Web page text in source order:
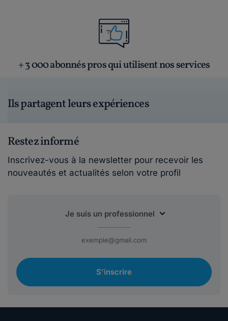
+ 3 000 abonnés pros qui utilisent nos services
Ils partagent leurs expériences
Restez informé
Inscrivez-vous à la newsletter pour recevoir les
nouveautés et actualités selon votre profil
S'inscrire